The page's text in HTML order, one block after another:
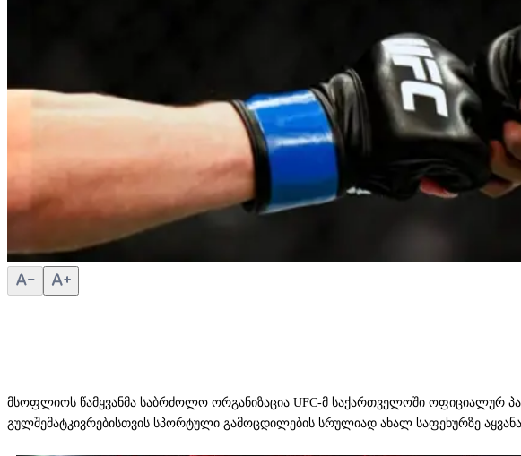
მსოფლიოს წამყვანმა საბრძოლო ორგანიზაცია UFC-მ საქართველოში ოფიციალურ
გულშემატკივრებისთვის სპორტული გამოცდილების სრულიად ახალ საფეხურზე